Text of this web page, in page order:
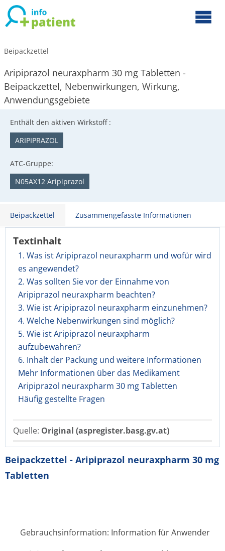
Beipackzettel
Aripiprazol neuraxpharm 30 mg Tabletten -
Beipackzettel, Nebenwirkungen, Wirkung,
Anwendungsgebiete
Enthält den aktiven Wirkstoff :
ARIPIPRAZOL
ATC-Gruppe:
N05AX12 Aripiprazol
Beipackzettel Zusammengefasste Informationen
Textinhalt
1. Was ist Aripiprazol neuraxpharm und wofür wird
es angewendet?
2. Was sollten Sie vor der Einnahme von
Aripiprazol neuraxpharm beachten?
3. Wie ist Aripiprazol neuraxpharm einzunehmen?
4. Welche Nebenwirkungen sind möglich?
5. Wie ist Aripiprazol neuraxpharm
aufzubewahren?
6. Inhalt der Packung und weitere Informationen
Mehr Informationen über das Medikament
Aripiprazol neuraxpharm 30 mg Tabletten
Häufig gestellte Fragen
Quelle: Original (aspregister.basg.gv.at)
Beipackzettel - Aripiprazol neuraxpharm 30 mg
Tabletten
Gebrauchsinformation: Information für Anwender